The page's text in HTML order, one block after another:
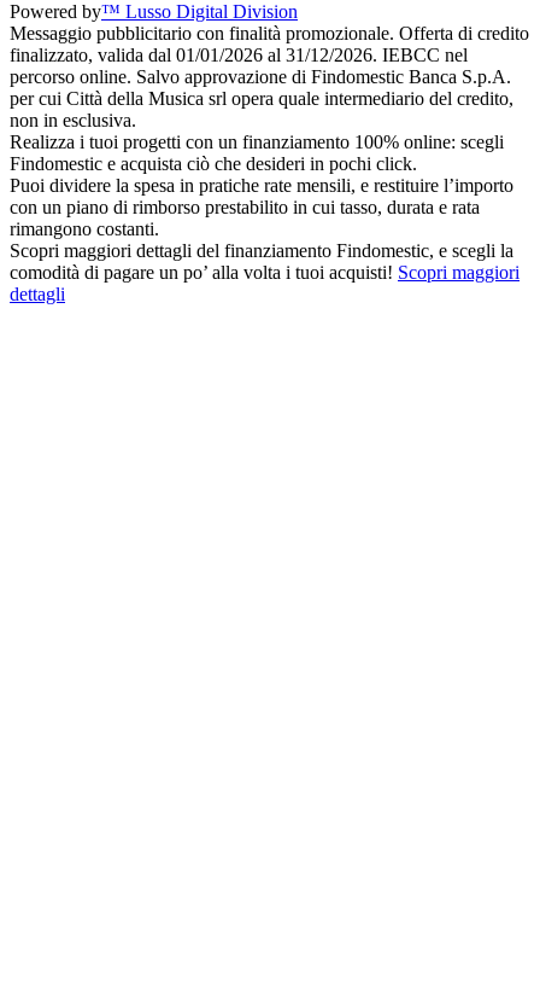
Powered by™ Lusso Digital Division
Messaggio pubblicitario con finalità promozionale. Offerta di credito
finalizzato, valida dal 01/01/2026 al 31/12/2026. IEBCC nel
percorso online. Salvo approvazione di Findomestic Banca S.p.A.
per cui Città della Musica srl opera quale intermediario del credito,
non in esclusiva.
Realizza i tuoi progetti con un finanziamento 100% online: scegli
Findomestic e acquista ciò che desideri in pochi click.
Puoi dividere la spesa in pratiche rate mensili, e restituire l’importo
con un piano di rimborso prestabilito in cui tasso, durata e rata
rimangono costanti.
Scopri maggiori dettagli del finanziamento Findomestic, e scegli la
comodità di pagare un po’ alla volta i tuoi acquisti! Scopri maggiori
dettagli